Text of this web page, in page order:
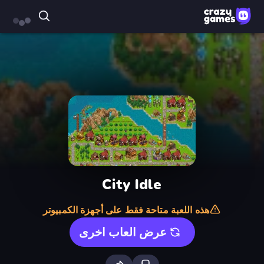
City Idle
هذه اللعبة متاحة فقط على أجهزة الكمبيوتر
عرض العاب اخرى